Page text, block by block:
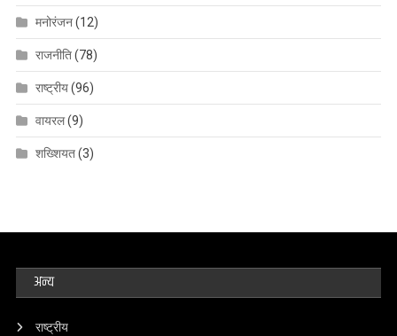
मनोरंजन(12)
राजनीति(78)
राष्ट्रीय(96)
वायरल(9)
शख्शियत(3)
अन्य
राष्ट्रीय